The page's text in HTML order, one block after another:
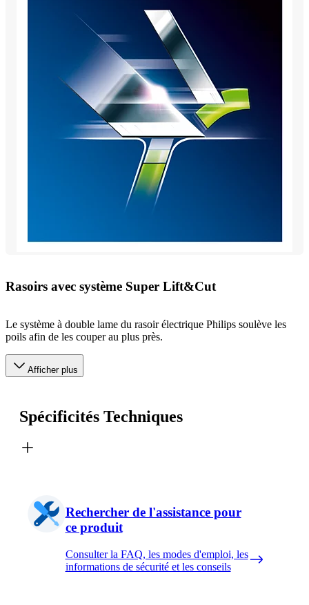
Rasoirs avec système Super Lift&Cut
Le système à double lame du rasoir électrique Philips soulève les
poils afin de les couper au plus près.
Afficher plus
Spécificités Techniques
Rechercher de l'assistance pour
ce produit
Consulter la FAQ, les modes d'emploi, les
informations de sécurité et les conseils